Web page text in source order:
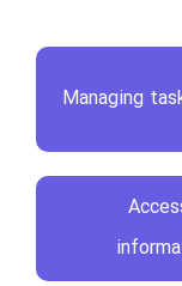
Managing